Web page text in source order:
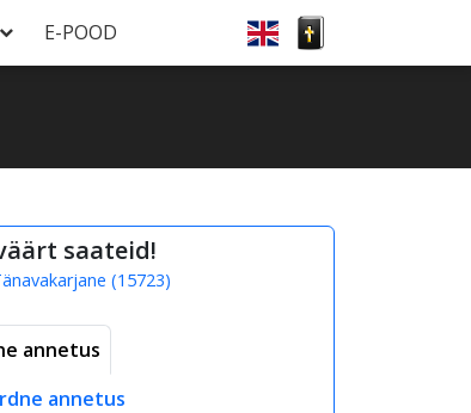
E-POOD
saateid!
(15723)
annetus
annetus